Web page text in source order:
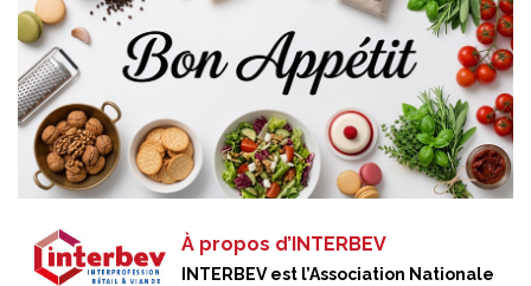
À propos d’INTERBEV
INTERBEV est l’Association Nationale